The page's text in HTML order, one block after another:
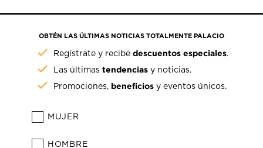
OBTÉN LAS ÚLTIMAS NOTICIAS TOTALMENTE PALACIO
Regístrate y recibedescuentos especiales.
Las últimastendencias y noticias.
Promociones, beneficios y eventos únicos.
MUJER
HOMBRE